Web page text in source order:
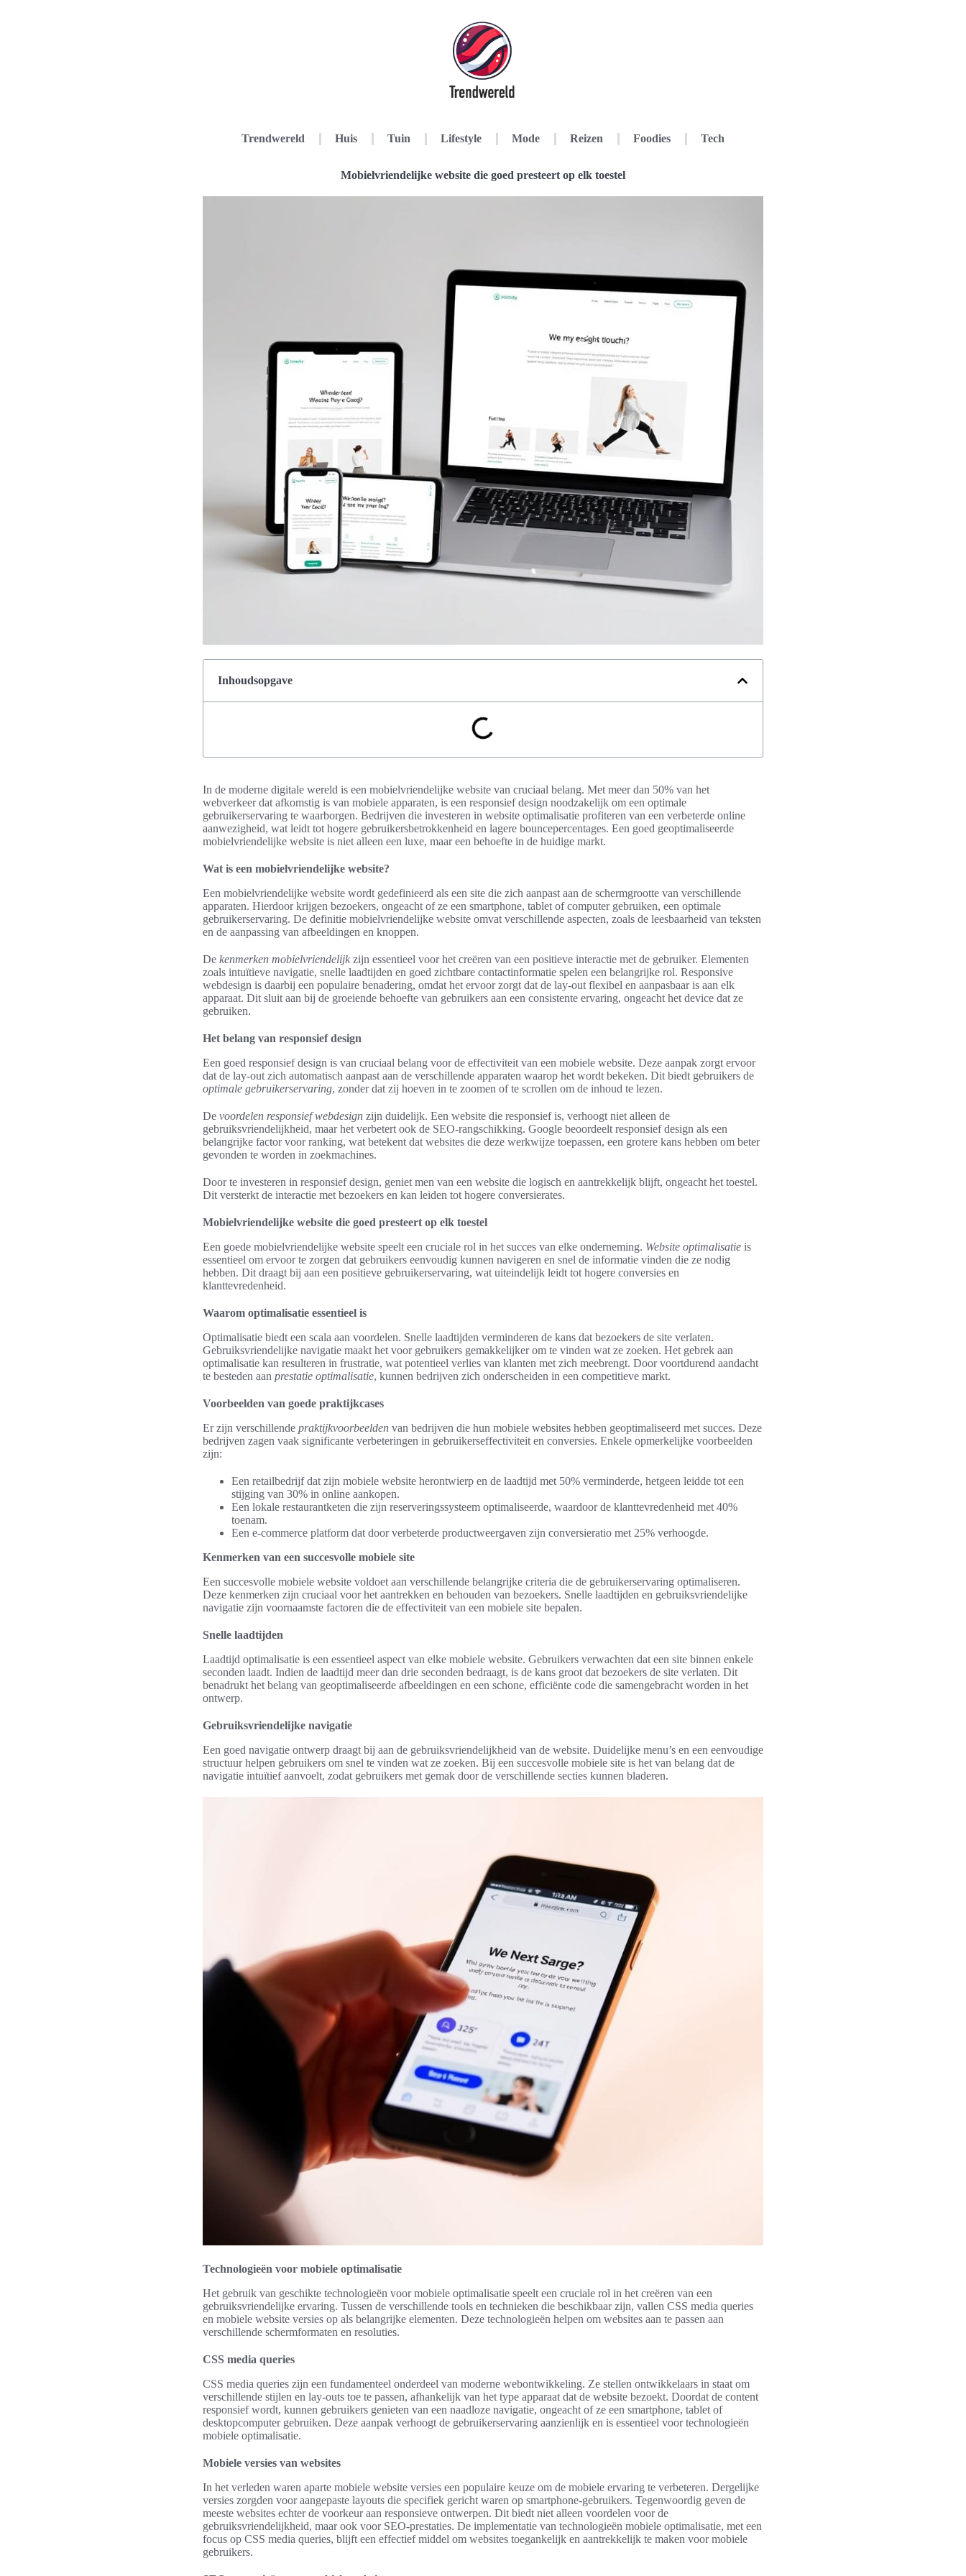
Trendwereld Huis Tuin Lifestyle Mode Reizen Foodies Tech
Mobielvriendelijke website die goed presteert op elk toestel
Inhoudsopgave
In de moderne digitale wereld is een mobielvriendelijke website van cruciaal belang. Met meer dan 50% van het
webverkeer dat afkomstig is van mobiele apparaten, is een responsief design noodzakelijk om een optimale
gebruikerservaring te waarborgen. Bedrijven die investeren in website optimalisatie profiteren van een verbeterde online
aanwezigheid, wat leidt tot hogere gebruikersbetrokkenheid en lagere bouncepercentages. Een goed geoptimaliseerde
mobielvriendelijke website is niet alleen een luxe, maar een behoefte in de huidige markt.
Wat is een mobielvriendelijke website?
Een mobielvriendelijke website wordt gedefinieerd als een site die zich aanpast aan de schermgrootte van verschillende
apparaten. Hierdoor krijgen bezoekers, ongeacht of ze een smartphone, tablet of computer gebruiken, een optimale
gebruikerservaring. De definitie mobielvriendelijke website omvat verschillende aspecten, zoals de leesbaarheid van teksten
en de aanpassing van afbeeldingen en knoppen.
De kenmerken mobielvriendelijk zijn essentieel voor het creëren van een positieve interactie met de gebruiker. Elementen
zoals intuïtieve navigatie, snelle laadtijden en goed zichtbare contactinformatie spelen een belangrijke rol. Responsive
webdesign is daarbij een populaire benadering, omdat het ervoor zorgt dat de lay-out flexibel en aanpasbaar is aan elk
apparaat. Dit sluit aan bij de groeiende behoefte van gebruikers aan een consistente ervaring, ongeacht het device dat ze
gebruiken.
Het belang van responsief design
Een goed responsief design is van cruciaal belang voor de effectiviteit van een mobiele website. Deze aanpak zorgt ervoor
dat de lay-out zich automatisch aanpast aan de verschillende apparaten waarop het wordt bekeken. Dit biedt gebruikers de
optimale gebruikerservaring, zonder dat zij hoeven in te zoomen of te scrollen om de inhoud te lezen.
De voordelen responsief webdesign zijn duidelijk. Een website die responsief is, verhoogt niet alleen de
gebruiksvriendelijkheid, maar het verbetert ook de SEO-rangschikking. Google beoordeelt responsief design als een
belangrijke factor voor ranking, wat betekent dat websites die deze werkwijze toepassen, een grotere kans hebben om beter
gevonden te worden in zoekmachines.
Door te investeren in responsief design, geniet men van een website die logisch en aantrekkelijk blijft, ongeacht het toestel.
Dit versterkt de interactie met bezoekers en kan leiden tot hogere conversierates.
Mobielvriendelijke website die goed presteert op elk toestel
Een goede mobielvriendelijke website speelt een cruciale rol in het succes van elke onderneming. Website optimalisatie is
essentieel om ervoor te zorgen dat gebruikers eenvoudig kunnen navigeren en snel de informatie vinden die ze nodig
hebben. Dit draagt bij aan een positieve gebruikerservaring, wat uiteindelijk leidt tot hogere conversies en
klanttevredenheid.
Waarom optimalisatie essentieel is
Optimalisatie biedt een scala aan voordelen. Snelle laadtijden verminderen de kans dat bezoekers de site verlaten.
Gebruiksvriendelijke navigatie maakt het voor gebruikers gemakkelijker om te vinden wat ze zoeken. Het gebrek aan
optimalisatie kan resulteren in frustratie, wat potentieel verlies van klanten met zich meebrengt. Door voortdurend aandacht
te besteden aan prestatie optimalisatie, kunnen bedrijven zich onderscheiden in een competitieve markt.
Voorbeelden van goede praktijkcases
Er zijn verschillende praktijkvoorbeelden van bedrijven die hun mobiele websites hebben geoptimaliseerd met succes. Deze
bedrijven zagen vaak significante verbeteringen in gebruikerseffectiviteit en conversies. Enkele opmerkelijke voorbeelden
zijn:
Een retailbedrijf dat zijn mobiele website herontwierp en de laadtijd met 50% verminderde, hetgeen leidde tot een
stijging van 30% in online aankopen.
Een lokale restaurantketen die zijn reserveringssysteem optimaliseerde, waardoor de klanttevredenheid met 40%
toenam.
Een e-commerce platform dat door verbeterde productweergaven zijn conversieratio met 25% verhoogde.
Kenmerken van een succesvolle mobiele site
Een succesvolle mobiele website voldoet aan verschillende belangrijke criteria die de gebruikerservaring optimaliseren.
Deze kenmerken zijn cruciaal voor het aantrekken en behouden van bezoekers. Snelle laadtijden en gebruiksvriendelijke
navigatie zijn voornaamste factoren die de effectiviteit van een mobiele site bepalen.
Snelle laadtijden
Laadtijd optimalisatie is een essentieel aspect van elke mobiele website. Gebruikers verwachten dat een site binnen enkele
seconden laadt. Indien de laadtijd meer dan drie seconden bedraagt, is de kans groot dat bezoekers de site verlaten. Dit
benadrukt het belang van geoptimaliseerde afbeeldingen en een schone, efficiënte code die samengebracht worden in het
ontwerp.
Gebruiksvriendelijke navigatie
Een goed navigatie ontwerp draagt bij aan de gebruiksvriendelijkheid van de website. Duidelijke menu’s en een eenvoudige
structuur helpen gebruikers om snel te vinden wat ze zoeken. Bij een succesvolle mobiele site is het van belang dat de
navigatie intuïtief aanvoelt, zodat gebruikers met gemak door de verschillende secties kunnen bladeren.
Technologieën voor mobiele optimalisatie
Het gebruik van geschikte technologieën voor mobiele optimalisatie speelt een cruciale rol in het creëren van een
gebruiksvriendelijke ervaring. Tussen de verschillende tools en technieken die beschikbaar zijn, vallen CSS media queries
en mobiele website versies op als belangrijke elementen. Deze technologieën helpen om websites aan te passen aan
verschillende schermformaten en resoluties.
CSS media queries
CSS media queries zijn een fundamenteel onderdeel van moderne webontwikkeling. Ze stellen ontwikkelaars in staat om
verschillende stijlen en lay-outs toe te passen, afhankelijk van het type apparaat dat de website bezoekt. Doordat de content
responsief wordt, kunnen gebruikers genieten van een naadloze navigatie, ongeacht of ze een smartphone, tablet of
desktopcomputer gebruiken. Deze aanpak verhoogt de gebruikerservaring aanzienlijk en is essentieel voor technologieën
mobiele optimalisatie.
Mobiele versies van websites
In het verleden waren aparte mobiele website versies een populaire keuze om de mobiele ervaring te verbeteren. Dergelijke
versies zorgden voor aangepaste layouts die specifiek gericht waren op smartphone-gebruikers. Tegenwoordig geven de
meeste websites echter de voorkeur aan responsieve ontwerpen. Dit biedt niet alleen voordelen voor de
gebruiksvriendelijkheid, maar ook voor SEO-prestaties. De implementatie van technologieën mobiele optimalisatie, met een
focus op CSS media queries, blijft een effectief middel om websites toegankelijk en aantrekkelijk te maken voor mobiele
gebruikers.